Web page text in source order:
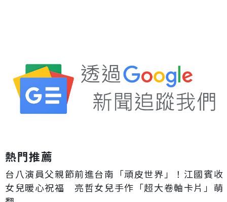
熱門推薦
台八演員父親節前進台南「頑皮世界」！江國賓收
女兒暖心祝福 亮哲女兒手作「超大卷軸卡片」萌